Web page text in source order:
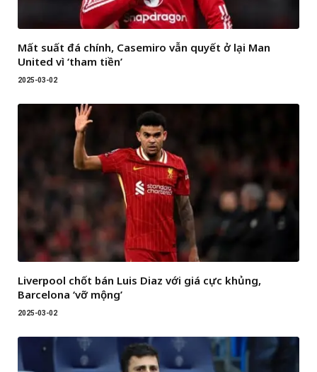
Mất suất đá chính, Casemiro vẫn quyết ở lại Man
United vì ‘tham tiền’
2025-03-02
Liverpool chốt bán Luis Diaz với giá cực khủng,
Barcelona ‘vỡ mộng’
2025-03-02